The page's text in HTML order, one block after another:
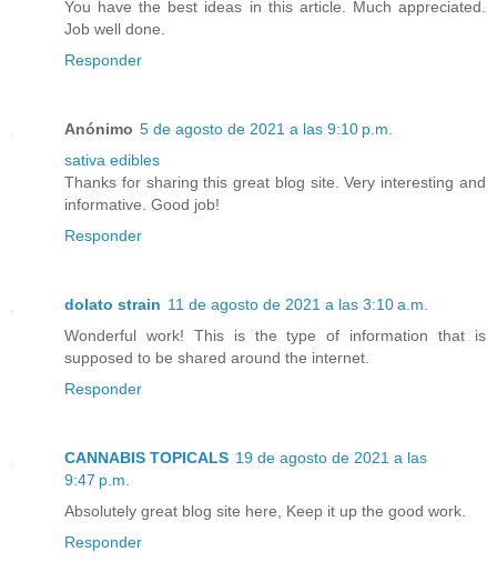
You have the best ideas in this article. Much appreciated.
Job well done.
Responder
Anónimo 5 de agosto de 2021 a las 9:10 p.m.
sativa edibles
Thanks for sharing this great blog site. Very interesting and
informative. Good job!
Responder
dolato strain 11 de agosto de 2021 a las 3:10 a.m.
Wonderful work! This is the type of information that is
supposed to be shared around the internet.
Responder
CANNABIS TOPICALS 19 de agosto de 2021 a las
9:47 p.m.
Absolutely great blog site here, Keep it up the good work.
Responder